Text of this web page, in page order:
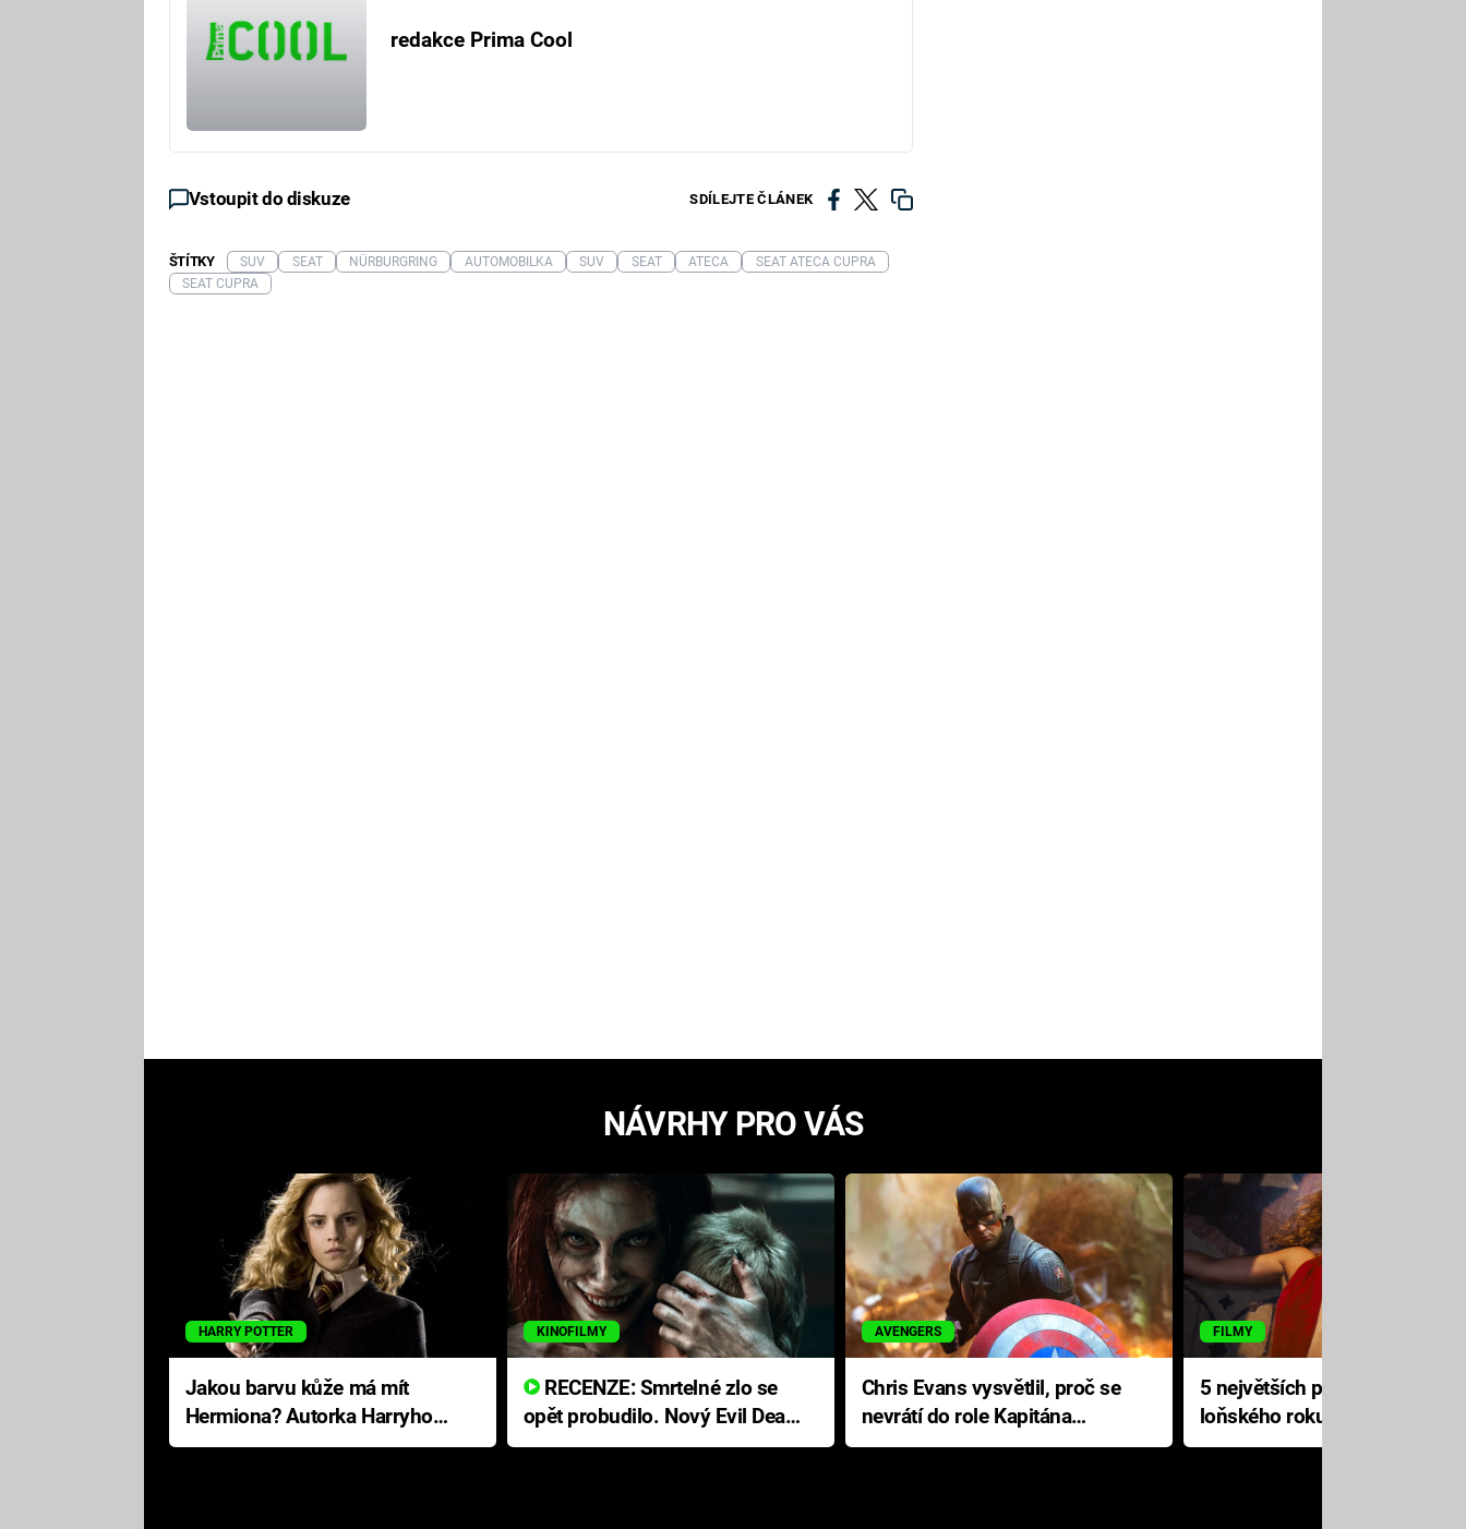
redakce Prima Cool
Vstoupit do diskuze SDÍLEJTE ČLÁNEK
ŠTÍTKY SUV SEAT NÜRBURGRING AUTOMOBILKA SUV SEAT ATECA
SEAT ATECA CUPRA
SEAT CUPRA
NÁVRHY PRO VÁS
HARRY POTTER
Jakou barvu kůže má mít
Hermiona? Autorka Harryho
Pottera přišla s ráznou
KINOFILMY
RECENZE: Smrtelné zlo se
opět probudilo. Nový Evil Dead
přichází s neodolatelnou
AVENGERS
Chris Evans vysvětlil, proč se
nevrátí do role Kapitána
Ameriky
FILMY
5 největších propadáků
loňského roku: Disney na
jediné katastrofě prodělal 200